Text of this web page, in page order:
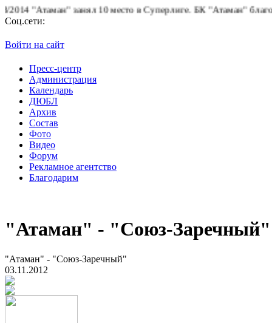
"Атаман" занял 10 место в Суперлиге.БК "Атаман"
Соц.сети:
Войти на сайт
Пресс-центр
Администрация
Календарь
ДЮБЛ
Архив
Состав
Фото
Видео
Форум
Рекламное агентство
Благодарим
"Атаман" - "Союз-Заречный"
"Атаман" - "Союз-Заречный"
03.11.2012